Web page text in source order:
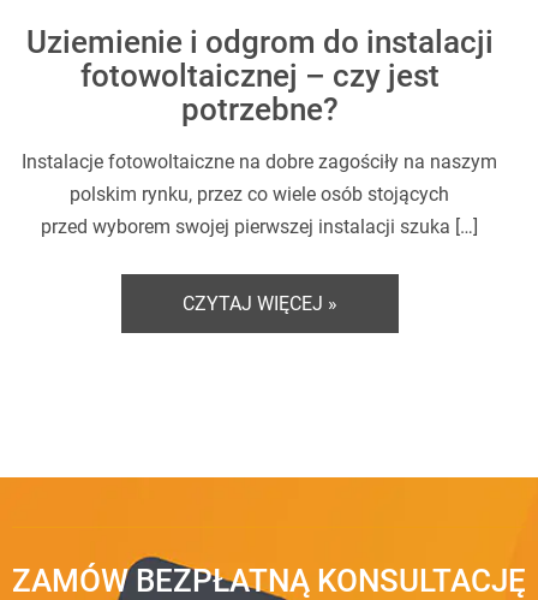
Uziemienie i odgrom do instalacji
fotowoltaicznej – czy jest
potrzebne?
Instalacje fotowoltaiczne na dobre zagościły na naszym
polskim rynku, przez co wiele osób stojących
przed wyborem swojej pierwszej instalacji szuka […]
CZYTAJ WIĘCEJ »
ZAMÓW BEZPŁATNĄ KONSULTACJĘ